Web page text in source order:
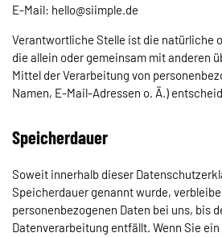
E-Mail: hello@siimple.de
Verantwortliche Stelle ist die natürliche
die allein oder gemeinsam mit anderen
Mittel der Verarbeitung von
Namen, E-Mail-Adressen o. Ä.)
Speicherdauer
Soweit innerhalb dieser
Speicherdauer genannt wurde,
personenbezogenen Daten bei uns, bis
Datenverarbeitung entfällt. Wenn Sie